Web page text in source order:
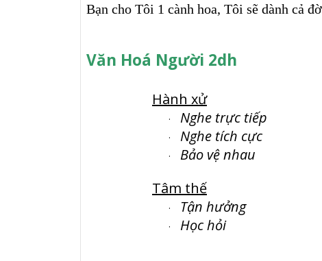
Bạn cho Tôi 1 cành hoa, Tôi sẽ dành cả
Văn Hoá Người 2dh
Hành xử
· Nghe trực tiếp
· Nghe tích cực
·
Bảo vệ nhau
Tâm thế
· Tận hưởng
· Học hỏi